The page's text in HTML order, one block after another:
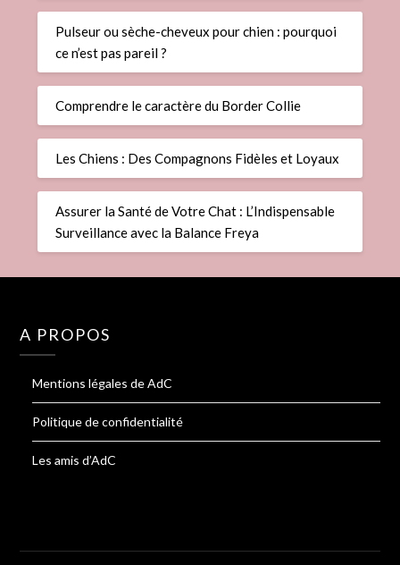
Pulseur ou sèche-cheveux pour chien : pourquoi
ce n’est pas pareil ?
Comprendre le caractère du Border Collie
Les Chiens : Des Compagnons Fidèles et Loyaux
Assurer la Santé de Votre Chat : L’Indispensable
Surveillance avec la Balance Freya
A PROPOS
Mentions légales de AdC
Politique de confidentialité
Les amis d’AdC